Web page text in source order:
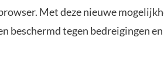
Met deze nieuwe
beschermd tegen bedreigingen